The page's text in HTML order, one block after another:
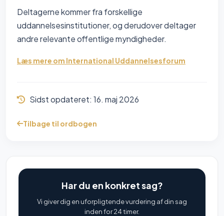
Deltagerne kommer fra forskellige
uddannelsesinstitutioner, og derudover deltager
andre relevante offentlige myndigheder.
Læs mere om International Uddannelsesforum
Sidst opdateret: 16. maj 2026
Tilbage til ordbogen
Har du en konkret sag?
Vi giver dig en uforpligtende vurdering af din sag
inden for 24 timer.